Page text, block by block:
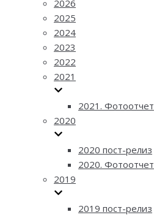
2026
2025
2024
2023
2022
2021
2021. Фотоотчет
2020
2020 пост-релиз
2020. Фотоотчет
2019
2019 пост-релиз